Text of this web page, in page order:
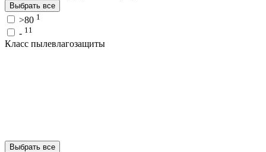
Выбрать все
>80 1
- 11
Класс пылевлагозащиты
Выбрать все